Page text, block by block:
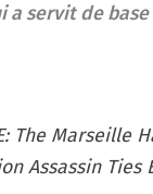
servit de base
The Marseille
Assassin Ties